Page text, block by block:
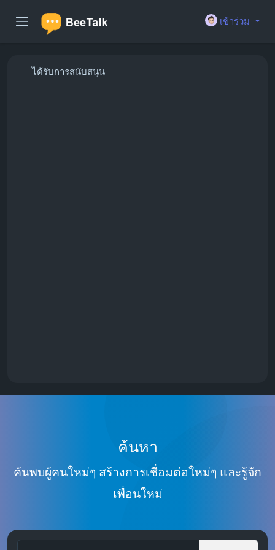
เข้าร่วม
ได้รับการสนับสนุน
ค้นหา
ค้นพบผู้คนใหม่ๆ สร้างการเชื่อมต่อใหม่ๆ และรู้จัก
เพื่อนใหม่